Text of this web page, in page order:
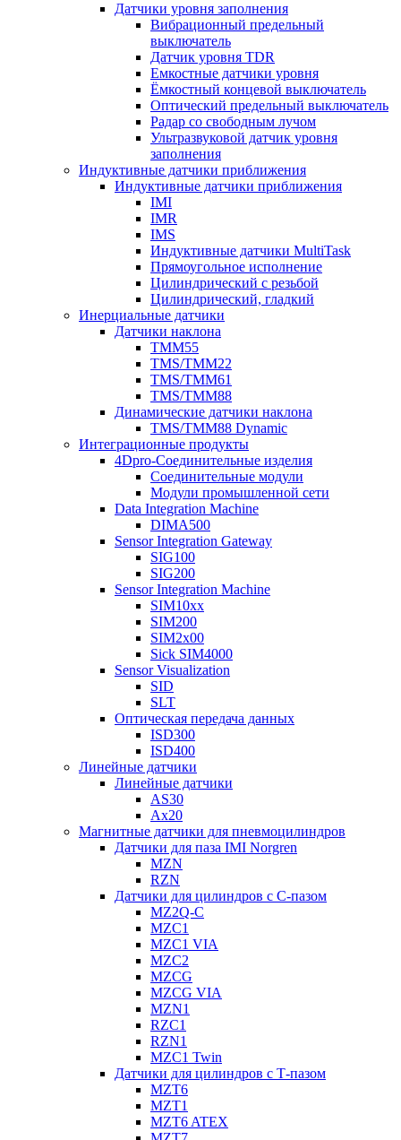
Датчики уровня заполнения
Вибрационный предельный
выключатель
Датчик уровня TDR
Емкостные датчики уровня
Ёмкостный концевой выключатель
Оптический предельный выключатель
Радар со свободным лучом
Ультразвуковой датчик уровня
заполнения
Индуктивные датчики приближения
Индуктивные датчики приближения
IMI
IMR
IMS
Индуктивные датчики MultiTask
Прямоугольное исполнение
Цилиндрический с резьбой
Цилиндрический, гладкий
Инерциальные датчики
Датчики наклона
TMM55
TMS/TMM22
TMS/TMM61
TMS/TMM88
Динамические датчики наклона
TMS/TMM88 Dynamic
Интеграционные продукты
4Dpro-Соединительные изделия
Соединительные модули
Модули промышленной сети
Data Integration Machine
DIMA500
Sensor Integration Gateway
SIG100
SIG200
Sensor Integration Machine
SIM10xx
SIM200
SIM2x00
Sick SIM4000
Sensor Visualization
SID
SLT
Оптическая передача данных
ISD300
ISD400
Линейные датчики
Линейные датчики
AS30
Ax20
Магнитные датчики для пневмоцилиндров
Датчики для паза IMI Norgren
MZN
RZN
Датчики для цилиндров с С-пазом
MZ2Q-C
MZC1
MZC1 VIA
MZC2
MZCG
MZCG VIA
MZN1
RZC1
RZN1
MZC1 Twin
Датчики для цилиндров с Т-пазом
MZT6
MZT1
MZT6 ATEX